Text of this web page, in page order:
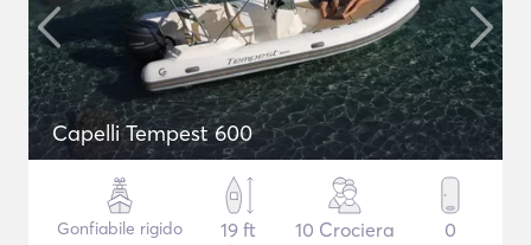
Capelli Tempest 600
Gonfiabile rigido
19 ft
10 Crociera 0